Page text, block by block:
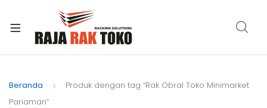
Beranda
Produk dengan tag “Rak Obral Toko Minimarket
Pariaman”